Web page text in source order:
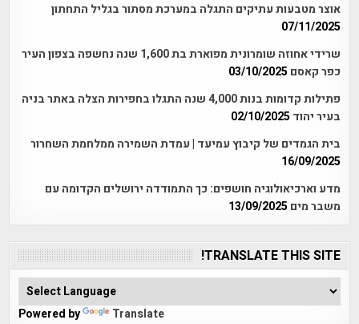
אוצר מטבעות עתיקים התגלה במערכת מסתור בגליל התחתון
07/11/2025
שרידי אחוזה שומרונית מפוארת בת 1,600 שנה נחשפה בצפון העיר
כפר קאסם 03/10/2025
פתילות קדומות בנות 4,000 שנה התגלו בחפירות הצלה באתר בניה
בעיר יהוד 02/10/2025
בית הגמדים של קיבוץ עמיעד | עמדת השמירה ממלחמת השחרור
16/09/2025
מדע וארכיאולוגיה חושפים: כך התמודדה ירושלים הקדומה עם
משבר מים 13/09/2025
TRANSLATE THIS SITE!
Powered by Translate